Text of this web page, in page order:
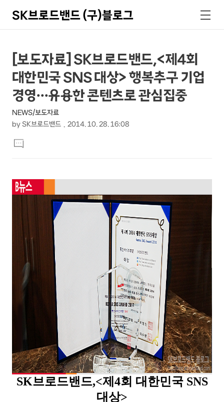
SK브로드밴드 (구)블로그
색
메
뉴
상
세
컨
텐
츠
본
문
제
목
[보도자료] SK브로드밴드,<제4회
대한민국 SNS 대상> 행복추구 기업
경영…유용한 콘텐츠로 관심집중
NEWS/보도자료
by SK브로드밴드 2014. 10. 28. 16:08
문
댓
글
SK브로드밴드,<제4회 대한민국 SNS
대상>